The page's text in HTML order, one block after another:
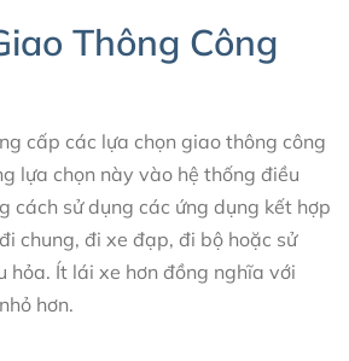
Thông Công
cấp các lựa chọn giao thông công
lựa chọn này vào hệ thống điều
cách sử dụng các ứng dụng kết hợp
chung, đi xe đạp, đi bộ hoặc sử
hỏa. Ít lái xe hơn đồng nghĩa với
hơn.